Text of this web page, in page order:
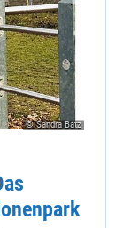
© Sandra Batz